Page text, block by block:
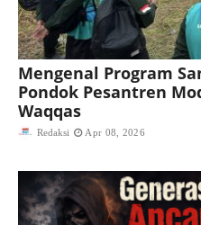
Mengenal Program
Pondok Pesantren
Waqqas
Redaksi Apr 08, 2026